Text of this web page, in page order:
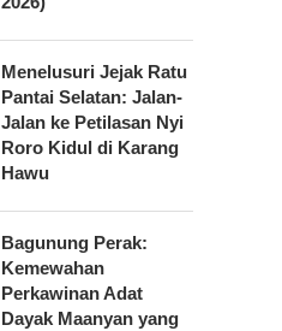
Menelusuri Jejak Ratu
Pantai Selatan: Jalan-
Jalan ke Petilasan Nyi
Roro Kidul di Karang
Hawu
Bagunung Perak:
Kemewahan
Perkawinan Adat
Dayak Maanyan yang